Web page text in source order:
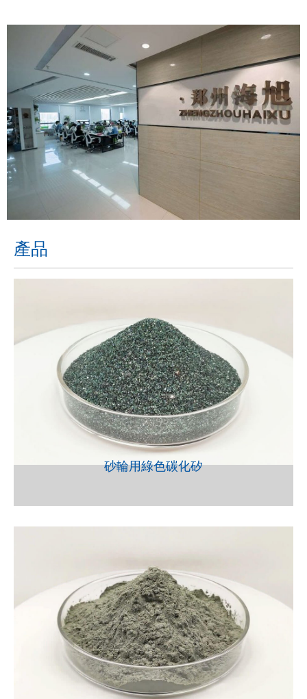
產品
VIEW
砂輪用綠色碳化矽
VIEW